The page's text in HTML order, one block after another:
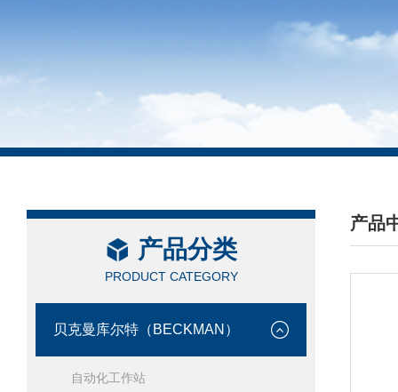
产品分类
PRODUCT CATEGORY
贝克曼库尔特（BECKMAN）
自动化工作站
产品
/